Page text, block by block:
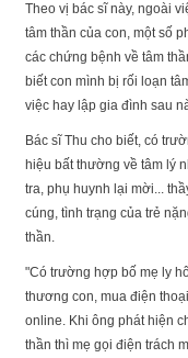
Theo vị bác sĩ này, ngoài
tâm thần của con, một số
các chứng bệnh về tâm
biết con mình bị rối loạn
việc hay lập gia đình sau
Bác sĩ Thu cho biết, có
hiệu bất thường về tâm lý
tra, phụ huynh lại mời...
cúng, tình trạng của trẻ
thần.
"Có trường hợp bố mẹ ly
thương con, mua điện
online. Khi ông phát hiện
thần thì mẹ gọi điện trách